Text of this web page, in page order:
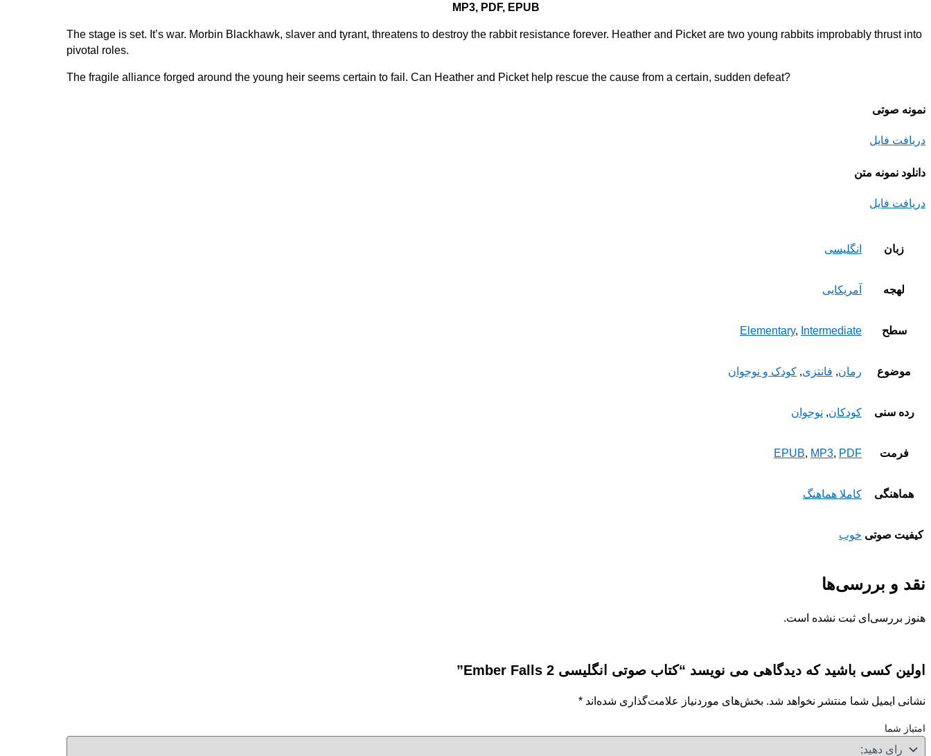
MP3, PDF, EPUB
The stage is set. It’s war. Morbin Blackhawk, slaver and tyrant, threatens to destroy the rabbit resistance forever. Heather and Picket are two young rabbits improbably thrust into
pivotal roles.
The fragile alliance forged around the young heir seems certain to fail. Can Heather and Picket help rescue the cause from a certain, sudden defeat?
نمونه صوتی
دریافت فایل
دانلود نمونه متن
دریافت فایل
زبان انگلیسی
لهجه آمریکایی
سطح Elementary, Intermediate
موضوع رمان, فانتزی, کودک و نوجوان
رده سنی کودکان, نوجوان
فرمت EPUB, MP3, PDF
هماهنگی کاملا هماهنگ
کیفیت صوتی خوب
نقد و بررسی‌ها
هنوز بررسی‌ای ثبت نشده است.
اولین کسی باشید که دیدگاهی می نویسد “کتاب صوتی انگلیسی 2 Ember Falls”
نشانی ایمیل شما منتشر نخواهد شد. بخش‌های موردنیاز علامت‌گذاری شده‌اند *
امتیاز شما